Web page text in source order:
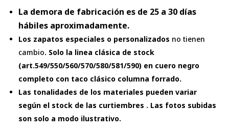
La demora de fabricación es de 25 a 30 días
hábiles aproximadamente.
Los zapatos especiales o personalizados no tienen
cambio. Solo la linea clásica de stock
(art.549/550/560/570/580/581/590) en cuero negro
completo con taco clásico columna forrado.
Las tonalidades de los materiales pueden variar
según el stock de las curtiembres . Las fotos subidas
son solo a modo ilustrativo.